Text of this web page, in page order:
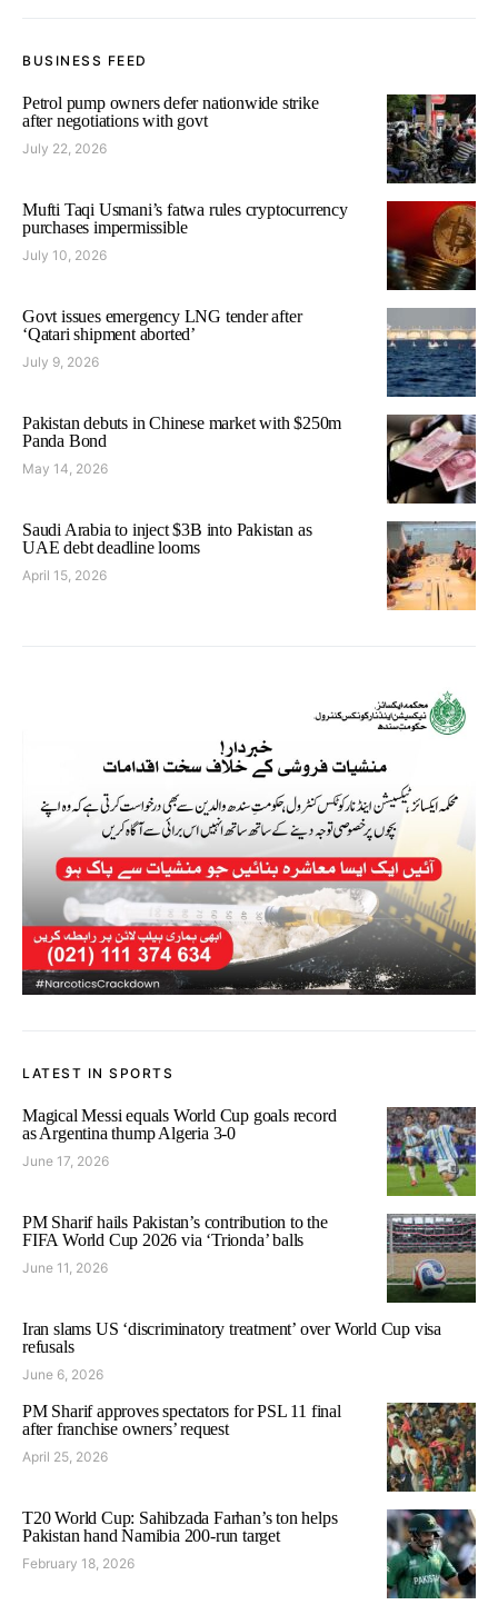
BUSINESS FEED
Petrol pump owners defer nationwide strike
after negotiations with govt
July 22, 2026
Mufti Taqi Usmani’s fatwa rules cryptocurrency
purchases impermissible
July 10, 2026
Govt issues emergency LNG tender after
‘Qatari shipment aborted’
July 9, 2026
Pakistan debuts in Chinese market with $250m
Panda Bond
May 14, 2026
Saudi Arabia to inject $3B into Pakistan as
UAE debt deadline looms
April 15, 2026
LATEST IN SPORTS
Magical Messi equals World Cup goals record
as Argentina thump Algeria 3-0
June 17, 2026
PM Sharif hails Pakistan’s contribution to the
FIFA World Cup 2026 via ‘Trionda’ balls
June 11, 2026
Iran slams US ‘discriminatory treatment’ over World Cup visa
refusals
June 6, 2026
PM Sharif approves spectators for PSL 11 final
after franchise owners’ request
April 25, 2026
T20 World Cup: Sahibzada Farhan’s ton helps
Pakistan hand Namibia 200-run target
February 18, 2026